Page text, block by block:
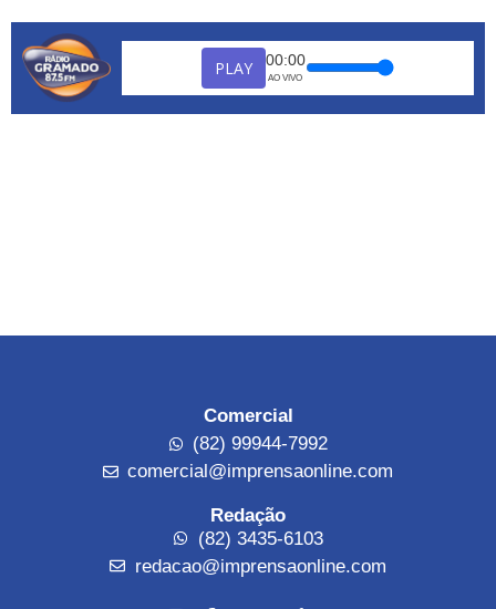
PLAY 00:00
AO VIVO
Comercial
(82) 99944-7992
comercial@imprensaonline.com
Redação
(82) 3435-6103
redacao@imprensaonline.com